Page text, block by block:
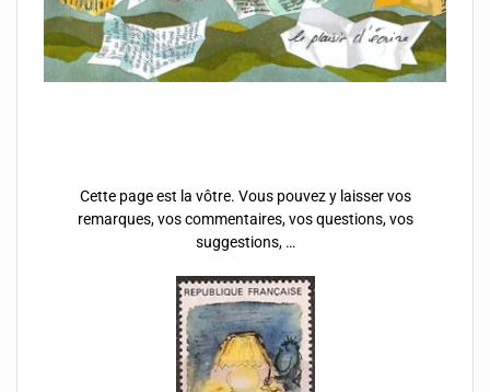
Cette page est la vôtre. Vous pouvez y laisser vos
remarques, vos commentaires, vos questions, vos
suggestions, …